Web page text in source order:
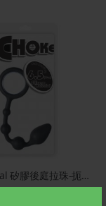
Choke Anal 矽膠後庭拉珠-扼制(黑色) 34A00
$175.00